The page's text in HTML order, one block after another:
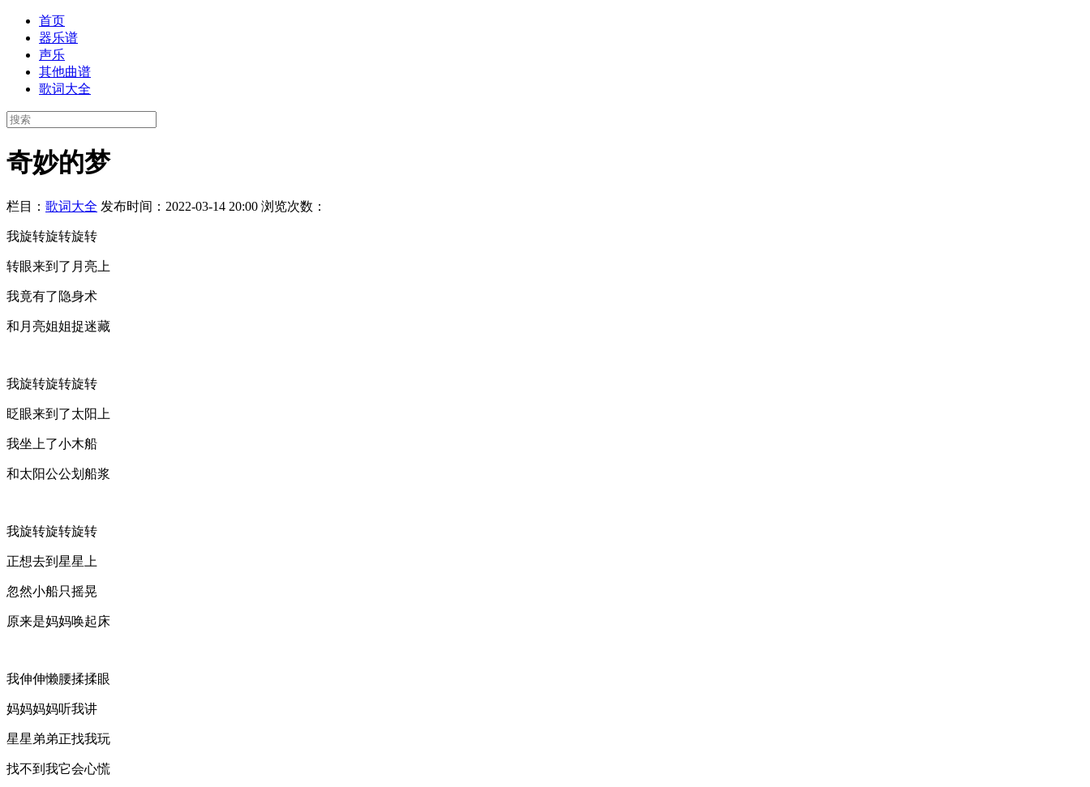
首页
器乐谱
声乐
其他曲谱
歌词大全
奇妙的梦
栏目： 歌词大全 发布时间：2022-03-14 20:00 浏览次数：
我旋转旋转旋转
转眼来到了月亮上
我竟有了隐身术
和月亮姐姐捉迷藏
我旋转旋转旋转
眨眼来到了太阳上
我坐上了小木船
和太阳公公划船浆
我旋转旋转旋转
正想去到星星上
忽然小船只摇晃
原来是妈妈唤起床
我伸伸懒腰揉揉眼
妈妈妈妈听我讲
星星弟弟正找我玩
找不到我它会心慌